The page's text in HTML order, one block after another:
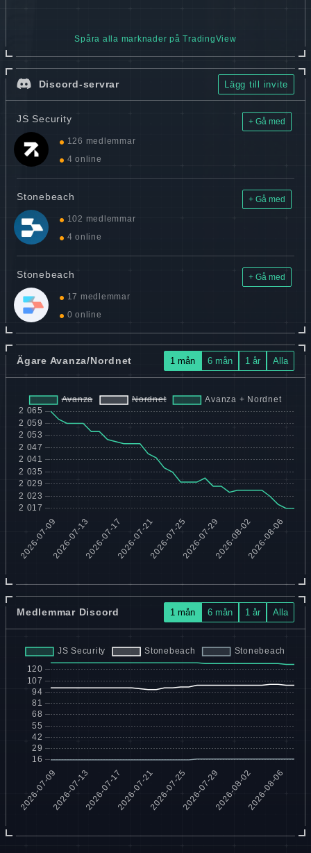
Spåra alla marknader på TradingView
Discord-servrar Lägg till invite
JS Security
126 medlemmar
4 online
+ Gå med
Stonebeach
102 medlemmar
4 online
+ Gå med
Stonebeach
17 medlemmar
0 online
+ Gå med
Ägare Avanza/Nordnet 1 mån 6 mån 1 år Alla
Medlemmar Discord 1 mån 6 mån 1 år Alla